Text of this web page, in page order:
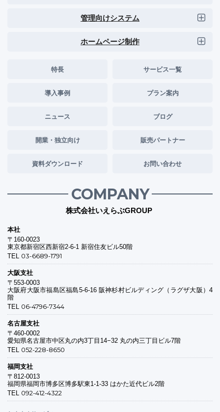
管理向けシステム
ホームページ制作
特長 サービス一覧
導入事例 プラン案内
ニュース ブログ
開業・独立向け 販売パートナー
資料ダウンロード お問い合わせ
COMPANY
株式会社いえらぶGROUP
本社
〒160-0023
東京都新宿区西新宿2-6-1 新宿住友ビル50階
TEL 03-6689-1791
大阪支社
〒553-0003
大阪府大阪市福島区福島5-6-16 阪神杉村ビルディング（ラグザ大阪）4
階
TEL 06-4796-7344
名古屋支社
〒460-0002
愛知県名古屋市中区丸の内3丁目14−32 丸の内三丁目ビル7階
TEL 052-228-8650
福岡支社
〒812-0013
福岡県福岡市博多区博多駅東1-1-33 はかた近代ビル2階
TEL 092-412-4322